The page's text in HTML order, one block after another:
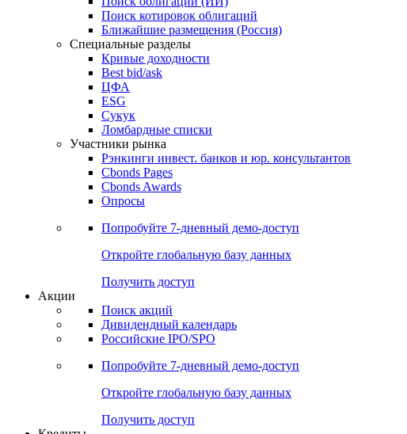
Облигации
Поиски
Поиск облигаций & Карты рынка
Поиск облигаций (ИИ)
Поиск котировок облигаций
Ближайшие размещения (Россия)
Специальные разделы
Кривые доходности
Best bid/ask
ЦФА
ESG
Сукук
Ломбардные списки
Участники рынка
Рэнкинги инвест. банков и юр. консультантов
Cbonds Pages
Cbonds Awards
Опросы
Попробуйте7-дневный
Откройте глобальную базу данных
Получить доступ
Акции
Поиск акций
Дивидендный календарь
Российские IPO/SPO
Попробуйте7-дневный